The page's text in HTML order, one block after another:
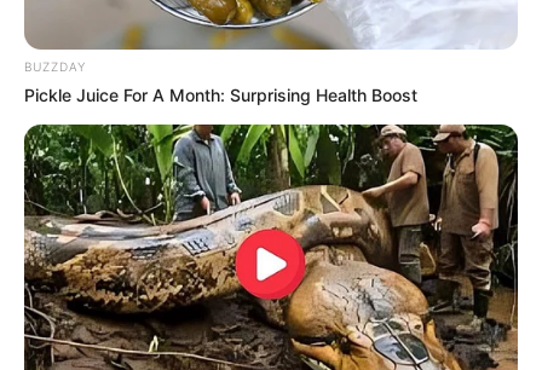
BUZZDAY
Pickle Juice For A Month: Surprising Health Boost